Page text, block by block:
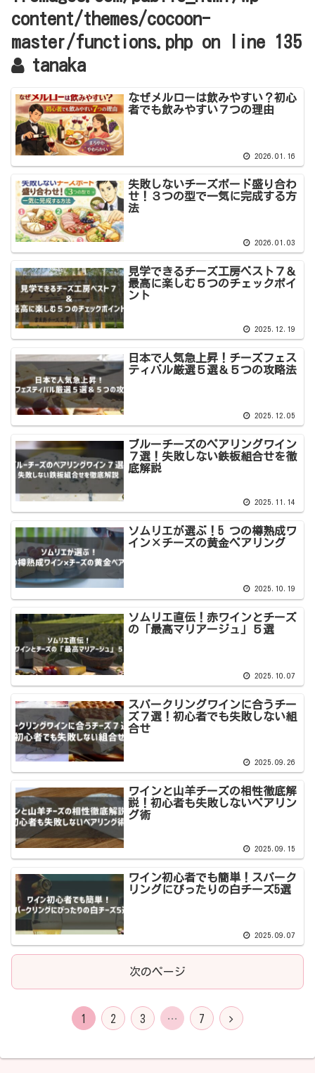
content/themes/cocoon-
master/functions.php on line
135
tanaka
なぜメルローは飲みやすい？初心
者でも飲みやすい７つの理由
2026.01.16
失敗しないチーズボード盛り合わ
せ！３つの型で一気に完成する方
法
2026.01.03
見学できるチーズ工房ベスト７＆
最高に楽しむ５つのチェックポイ
ント
2025.12.19
日本で人気急上昇！チーズフェス
ティバル厳選５選＆５つの攻略法
2025.12.05
ブルーチーズのペアリングワイン
７選！失敗しない鉄板組合せを徹
底解説
2025.11.14
ソムリエが選ぶ！5 つの樽熟成ワ
イン×チーズの黄金ペアリング
2025.10.19
ソムリエ直伝！赤ワインとチーズ
の「最高マリアージュ」５選
2025.10.07
スパークリングワインに合うチー
ズ７選！初心者でも失敗しない組
合せ
2025.09.26
ワインと山羊チーズの相性徹底解
説！初心者も失敗しないペアリン
グ術
2025.09.15
ワイン初心者でも簡単！スパーク
リングにぴったりの白チーズ5選
2025.09.07
次のページ
1 2 3 … 7